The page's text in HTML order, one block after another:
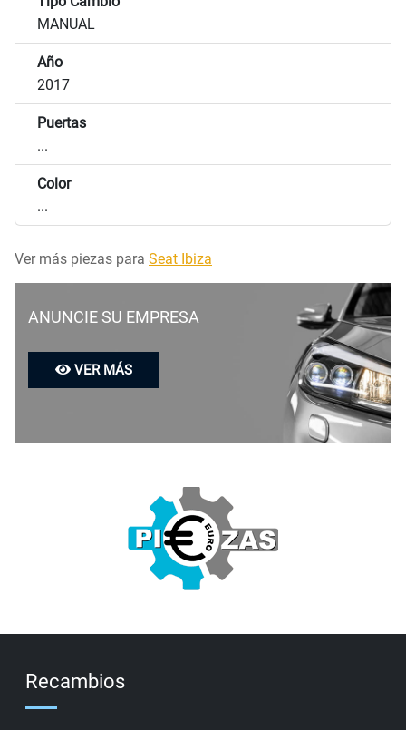
MANUAL
Año
2017
Puertas
...
Color
...
Ver más piezas para Seat Ibiza
ANUNCIE SU EMPRESA
VER MÁS
Recambios